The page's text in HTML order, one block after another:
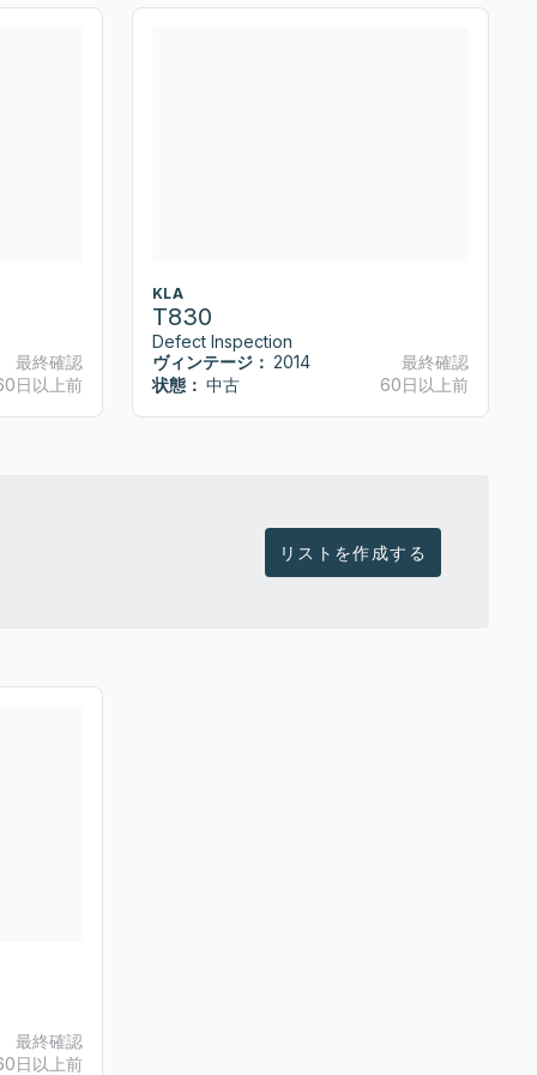
最終確認
日以上前
KLA
T830
Defect Inspection
ヴィンテージ： 2014
状態： 中古
最終確認
60日以上前
リストを作成する
最終確認
日以上前